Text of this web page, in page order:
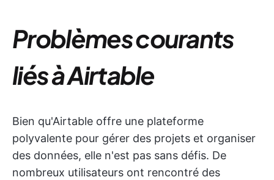
Problèmes courants
liés à Airtable
Bien qu'Airtable offre une plateforme
polyvalente pour gérer des projets et organiser
des données, elle n'est pas sans défis. De
nombreux utilisateurs ont rencontré des